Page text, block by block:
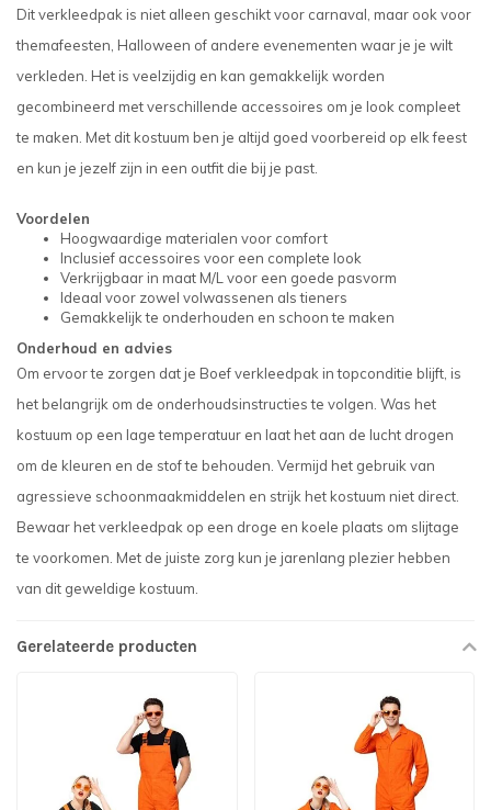
Dit verkleedpak is niet alleen geschikt voor carnaval, maar ook voor
themafeesten, Halloween of andere evenementen waar je je wilt
verkleden. Het is veelzijdig en kan gemakkelijk worden
gecombineerd met verschillende accessoires om je look compleet
te maken. Met dit kostuum ben je altijd goed voorbereid op elk feest
en kun je jezelf zijn in een outfit die bij je past.
Voordelen
Hoogwaardige materialen voor comfort
Inclusief accessoires voor een complete look
Verkrijgbaar in maat M/L voor een goede pasvorm
Ideaal voor zowel volwassenen als tieners
Gemakkelijk te onderhouden en schoon te maken
Onderhoud en advies
Om ervoor te zorgen dat je Boef verkleedpak in topconditie blijft, is
het belangrijk om de onderhoudsinstructies te volgen. Was het
kostuum op een lage temperatuur en laat het aan de lucht drogen
om de kleuren en de stof te behouden. Vermijd het gebruik van
agressieve schoonmaakmiddelen en strijk het kostuum niet direct.
Bewaar het verkleedpak op een droge en koele plaats om slijtage
te voorkomen. Met de juiste zorg kun je jarenlang plezier hebben
van dit geweldige kostuum.
Gerelateerde producten